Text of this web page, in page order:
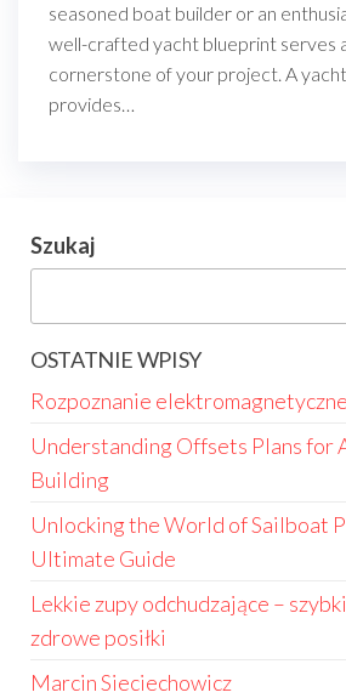
seasoned boat builder or an
well-crafted yacht blueprint serves
cornerstone of your project. A
provides…
Szukaj
OSTATNIE WPISY
Rozpoznanie elektromagnetyczne
Understanding Offsets Plans for
Building
Unlocking the World of Sailboat
Ultimate Guide
Lekkie zupy odchudzające –
zdrowe posiłki
Marcin Sieciechowicz